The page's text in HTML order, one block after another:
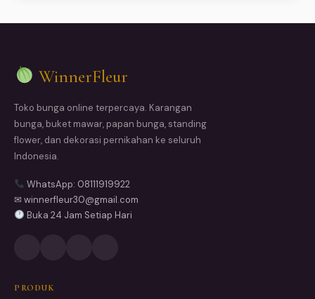
WinnerFleur
Toko bunga online terpercaya. Karangan
bunga, buket mawar, papan bunga, standing
flower, dan dekorasi pernikahan ke seluruh
Indonesia.
WhatsApp: 08111919922
✉ winnerfleur30@gmail.com
Buka 24 Jam Setiap Hari
PRODUK